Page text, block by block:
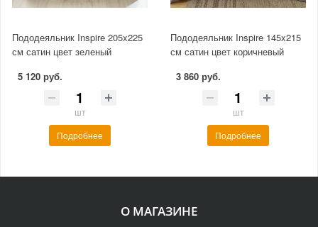
Пододеяльник Inspire 205x225
см сатин цвет зеленый
5 120 руб.
шт
Подробнее
Пододеяльник Inspire 145x215
см сатин цвет коричневый
3 860 руб.
шт
Подробнее
О МАГАЗИНЕ